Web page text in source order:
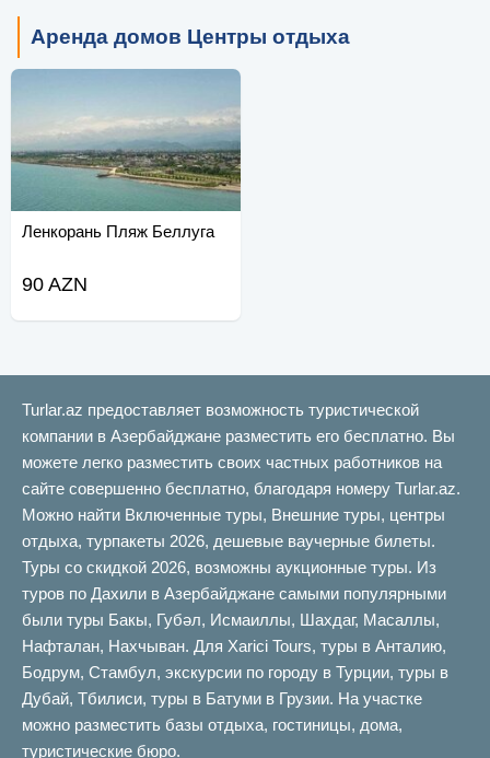
Аренда домов Центры отдыха
Ленкорань Пляж Беллуга
90 AZN
Turlar.az предоставляет возможность туристической
компании в Азербайджане разместить его бесплатно. Вы
можете легко разместить своих частных работников на
сайте совершенно бесплатно, благодаря номеру Turlar.az.
Можно найти Включенные туры, Внешние туры, центры
отдыха, турпакеты 2026, дешевые ваучерные билеты.
Туры со скидкой 2026, возможны аукционные туры. Из
туров по Дахили в Азербайджане самыми популярными
были туры Бакы, Губəл, Исмаиллы, Шахдаг, Масаллы,
Нафталан, Нахчыван. Для Xarici Tours, туры в Анталию,
Бодрум, Стамбул, экскурсии по городу в Турции, туры в
Дубай, Тбилиси, туры в Батуми в Грузии. На участке
можно разместить базы отдыха, гостиницы, дома,
туристические бюро.